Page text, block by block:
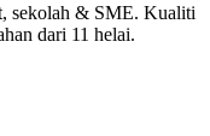
sekolah & SME. Kualiti
dari 11 helai.